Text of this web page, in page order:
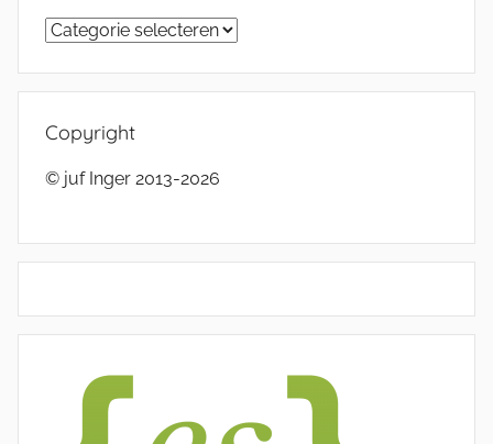
Categorieën
Copyright
© juf Inger 2013-2026